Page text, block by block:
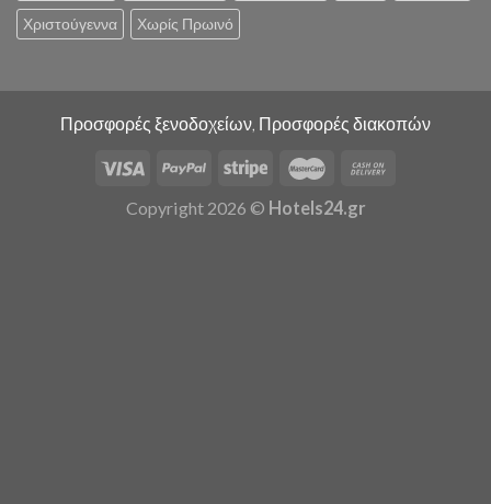
Χριστούγεννα Χωρίς Πρωινό
Προσφορές ξενοδοχείων, Προσφορές διακοπών
Copyright 2026 © Hotels24.gr